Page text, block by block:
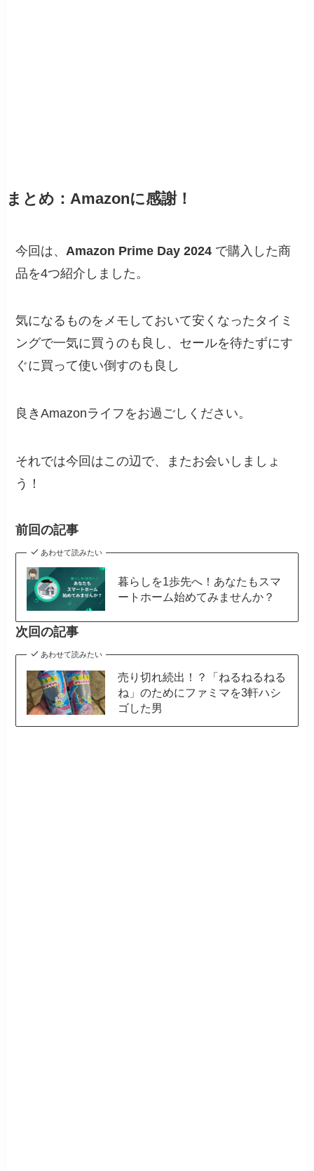
まとめ：Amazonに感謝！
今回は、 Amazon Prime Day 2024 で購入した商
品を4つ紹介しました。
気になるものをメモしておいて安くなったタイミ
ングで一気に買うのも良し、セールを待たずにす
ぐに買って使い倒すのも良し
良きAmazonライフをお過ごしください。
それでは今回はこの辺で、またお会いしましょ
う！
前回の記事
あわせて読みたい
暮らしを1歩先へ！あなたもスマ
ートホーム始めてみませんか？
次回の記事
あわせて読みたい
売り切れ続出！？「ねるねるねる
ね」のためにファミマを3軒ハシ
ゴした男